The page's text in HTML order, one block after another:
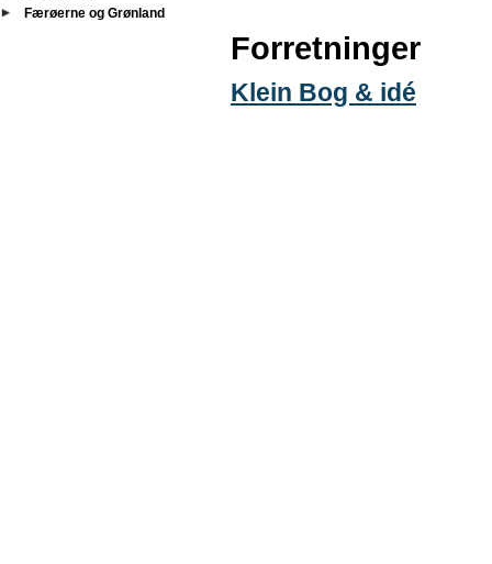
Færøerne og Grønland
Forretninger
Klein Bog & idé